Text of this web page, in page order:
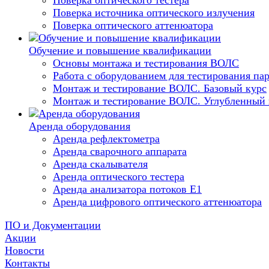
Поверка источника оптического излучения
Поверка оптического аттенюатора
Обучение и повышение квалификации
Основы монтажа и тестирования ВОЛС
Работа с оборудованием для тестирования
Монтаж и тестирование ВОЛС. Базовый курс
Монтаж и тестирование ВОЛС. Углубленный
Аренда оборудования
Аренда рефлектометра
Аренда сварочного аппарата
Аренда скалывателя
Аренда оптического тестера
Аренда анализатора потоков Е1
Аренда цифрового оптического аттенюатора
ПО и Документации
Акции
Новости
Контакты